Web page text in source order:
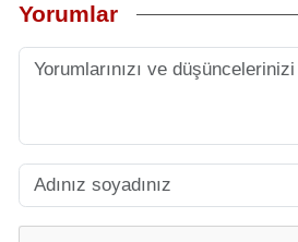
Yorumlar